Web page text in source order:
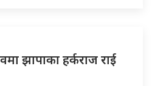
झापाका हर्कराज राई